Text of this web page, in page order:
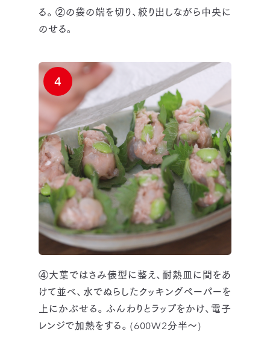
る。②の袋の端を切り、絞り出しながら中央に
のせる。
④大葉ではさみ俵型に整え、耐熱皿に間をあ
けて並べ、水でぬらしたクッキングペーパーを
上にかぶせる。ふんわりとラップをかけ、電子
レンジで加熱をする。(600W2分半～)
4